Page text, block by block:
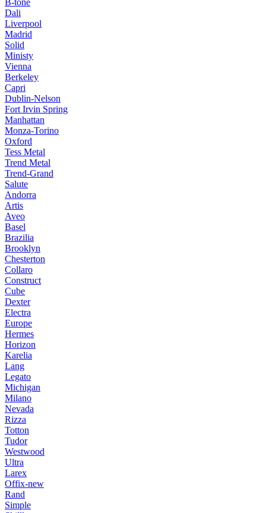
B-tone
Dali
Liverpool
Madrid
Solid
Ministy
Vienna
Berkeley
Capri
Dublin-Nelson
Fort Irvin Spring
Manhattan
Monza-Torino
Oxford
Tess Metal
Trend Metal
Trend-Grand
Salute
Andorra
Artis
Aveo
Basel
Brazilia
Brooklyn
Chesterton
Collaro
Construct
Cube
Dexter
Electra
Europe
Hermes
Horizon
Karelia
Lang
Legato
Michigan
Milano
Nevada
Rizza
Totton
Tudor
Westwood
Ultra
Larex
Offix-new
Rand
Simple